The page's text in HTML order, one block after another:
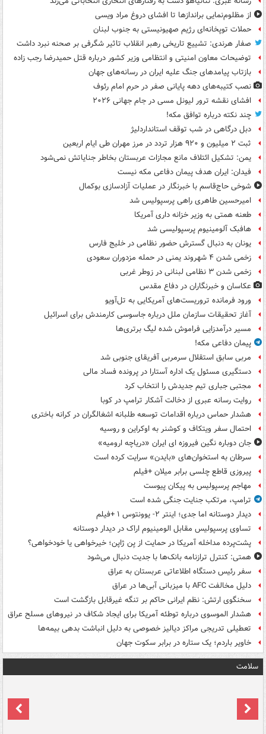
از مظلوم‌نمایی براندازها تا افشای دروغ مراد ویسی
حملات توپخانه‌ای رژیم صهیونیستی به جنوب لبنان
صفار هرندی: تشییع تاریخی رهبر انقلاب تاثیر شگرفی بر صحنه نبرد داشت
توضیحات معاون امنیتی و انتظامی وزیر کشور درباره قتل حمیدرضا رجب زاده
بازتاب پیامدهای جنگ علیه ایران در رسانه‌های جهان
نصب کتیبه‌های دهه پایانی صفر در حرم امام رئوف
افشای نقشه ترور لیونل مسی در جام جهانی ۲۰۲۶
چند نکته درباره توافق مکه!
دبل درگاهی در شب توقف استانداردلیژ
ثبت ۲ میلیون و ۹۲۰ هزار تردد در مرز مهران طی ایام اربعین
یمن: تشکیل ائتلاف مانع مجازات عربستان بخاطر جنایاتش نمی‌شود
فیدان: ایران هدف پیمان دفاعی مکه نیست
شوخی حاج‌قاسم با خبرنگار در عملیات آزادسازی بوکمال
امیرحسین طاهری راهی پرسپولیس شد
طعنه همتی به وزیر خزانه داری آمریکا
هافبک آلومینیوم پرسپولیسی شد
یونان به دنبال گسترش حضور نظامی در خلیج فارس
زخمی شدن ۴ شهروند یمنی در حمله مزدوران سعودی
زخمی شدن ۳ نظامی لبنانی در زوطر غربی
عکاسان و خبرنگاران در دفاع مقدس
ورود فرمانده تروریست‌های آمریکایی به تل‌آویو
آغاز تحقیقات سازمان ملل درباره جاسوسی کارمندش برای اسرائیل
مسیر درآمدزایی فراموش شده لیگ برتری‌ها
پیمان دفاعی مکه!
مربی سابق استقلال سرمربی آفریقای جنوبی شد
دستگیری مسئول یک اداره آستارا در پرونده فساد مالی
مجتبی جباری تیم جدیدش را انتخاب کرد
روایت رسانه عبری از دخالت آشکار ترامپ در کوبا
هشدار حماس درباره اقدامات توسعه طلبانه اشغالگران در کرانه باختری
احتمال سفر ویتکاف و کوشنر به اوکراین و روسیه
جان دوباره نگین فیروزه ای ایران «دریاچه ارومیه»
سرطان به استخوان‌های «بایدن» سرایت کرده است
پیروزی قاطع چلسی برابر میلان +فیلم
مهاجم پرسپولیس به پیکان پیوست
ترامپ، مرتکب جنایت جنگی شده است
دیدار دوستانه اما جدی؛ اینتر ۲- یوونتوس ۱ +فیلم
تساوی پرسپولیس مقابل الومینیوم اراک در دیدار دوستانه
پشت‌پرده مداخله آمریکا در حمایت از یِن ژاپن؛ خیرخواهی یا خودخواهی؟
همتی: کنترل ترازنامه بانک‌ها با جدیت دنبال می‌شود
سفر رئیس دستگاه اطلاعاتی عربستان به عراق
دلیل مخالفت AFC با میزبانی آبی‌ها در عراق
سخنگوی ارتش: نظم ایرانی حاکم بر تنگه غیرقابل بازگشت است
هشدار الموسوی درباره توطئه آمریکا برای ایجاد شکاف در نیروهای مسلح عراق
تعطیلی تدریجی مراکز دیالیز خصوصی به دلیل انباشت بدهی بیمه‌ها
خاویر باردم؛ یک ستاره در برابر سکوت جهان
سلامت